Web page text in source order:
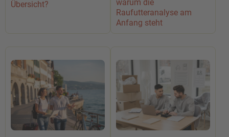
Übersicht?
warum die
Raufutteranalyse am
Anfang steht